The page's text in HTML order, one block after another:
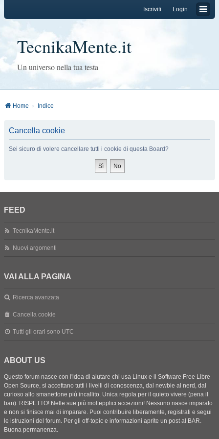
Login
Iscriviti
TecnikaMente.it
Un universo nella tua testa
Home Indice
Cancella cookie
Sei sicuro di volere cancellare tutti i cookie di questa Board?
FEED
TecnikaMente.it
Nuovi argomenti
VAI ALLA PAGINA
Ricerca avanzata
Cancella cookie
Tutti gli orari sono UTC
ABOUT US
Questo forum nasce con l'idea di aiutare chi usa Linux e il Software Free Libre
Open Source, si accettano tutti i livelli di conoscenza, dal newbie al nerd, dal
curioso allo smanettone più incallito. Unica regola per il quieto vivere (pena il
ban): RISPETTO! Nelle sue più moltepplici accezioni! Nessuno nasce imparato
e non si finisce mai di imparare. Puoi contribuire liberamente, registrati e segui
le istruzioni del forum. Per gli off-topic e informazioni aprite un post al BAR.
Buona permanenza.